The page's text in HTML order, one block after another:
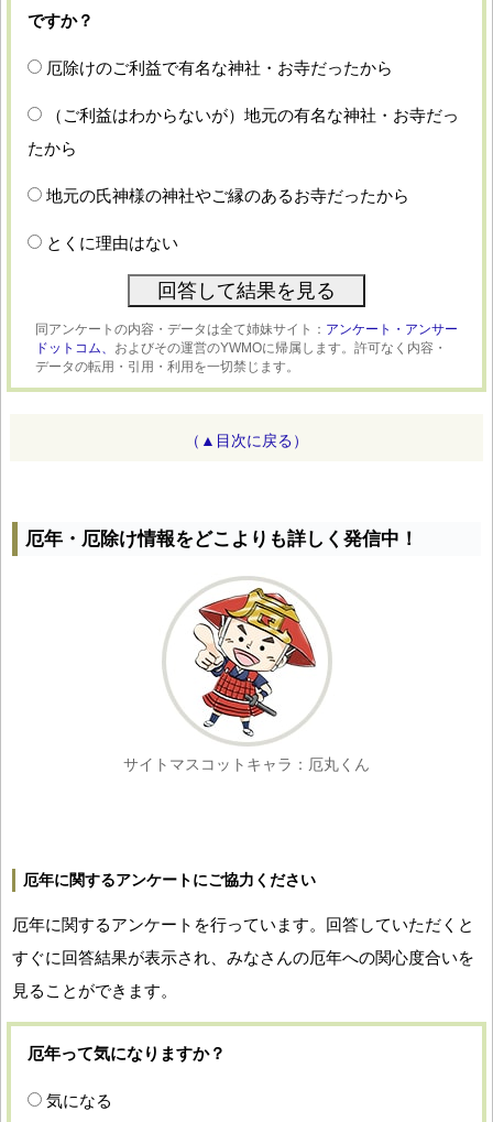
ですか？
厄除けのご利益で有名な神社・お寺だったから
（ご利益はわからないが）地元の有名な神社・お寺だっ
たから
地元の氏神様の神社やご縁のあるお寺だったから
とくに理由はない
同アンケートの内容・データは全て姉妹サイト： アンケート・アンサー
ドットコム、 およびその運営のYWMOに帰属します。許可なく内容・
データの転用・引用・利用を一切禁じます。
（▲目次に戻る）
厄年・厄除け情報をどこよりも詳しく発信中！
サイトマスコットキャラ：厄丸くん
厄年に関するアンケートにご協力ください
厄年に関するアンケートを行っています。回答していただくと
すぐに回答結果が表示され、みなさんの厄年への関心度合いを
見ることができます。
厄年って気になりますか？
気になる